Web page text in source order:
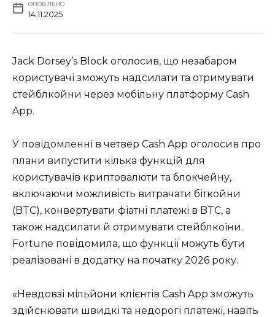
ОНОВЛЕНО
14.11.2025
Jack Dorsey’s Block оголосив, що незабаром
користувачі зможуть надсилати та отримувати
стейблкойни через мобільну платформу Cash
App.
У повідомленні в четвер Cash App оголосив про
плани випустити кілька функцій для
користувачів криптовалюти та блокчейну,
включаючи можливість витрачати біткойни
(BTC), конвертувати фіатні платежі в BTC, а
також надсилати й отримувати стейблкоїни.
Fortune повідомила, що функції можуть бути
реалізовані в додатку на початку 2026 року.
«Невдовзі мільйони клієнтів Cash App зможуть
здійснювати швидкі та недорогі платежі, навіть